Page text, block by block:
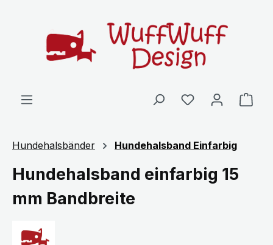
Hundehalsbänder Hundehalsband Einfarbig
Hundehalsband einfarbig 15
mm Bandbreite